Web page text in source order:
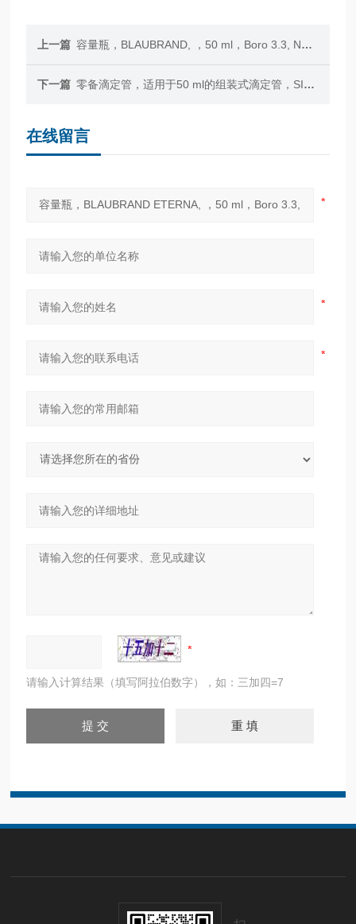
上一篇 容量瓶，BLAUBRAND, ，50 ml，Boro 3.3, NS 12/21 PP瓶塞
下一篇 零备滴定管，适用于50 ml的组装式滴定管，SILBERBRAND，AR-GLAS? 玻璃
在线留言
请输入计算结果（填写阿拉伯数字），如：三加四=7